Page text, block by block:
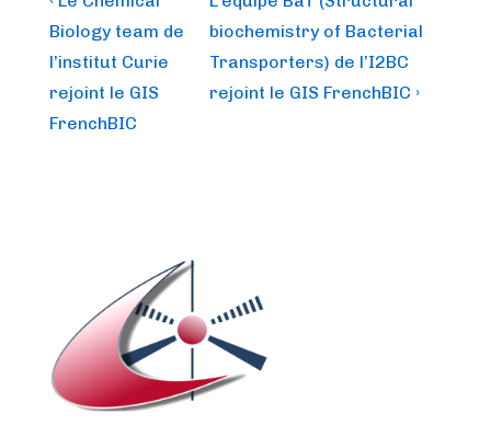
navigation
Post
is
Biology team de
l’institut Curie
rejoint le GIS
FrenchBIC
Post
is
biochemistry of Bacterial
Transporters) de l’I2BC
rejoint le GIS FrenchBIC ›